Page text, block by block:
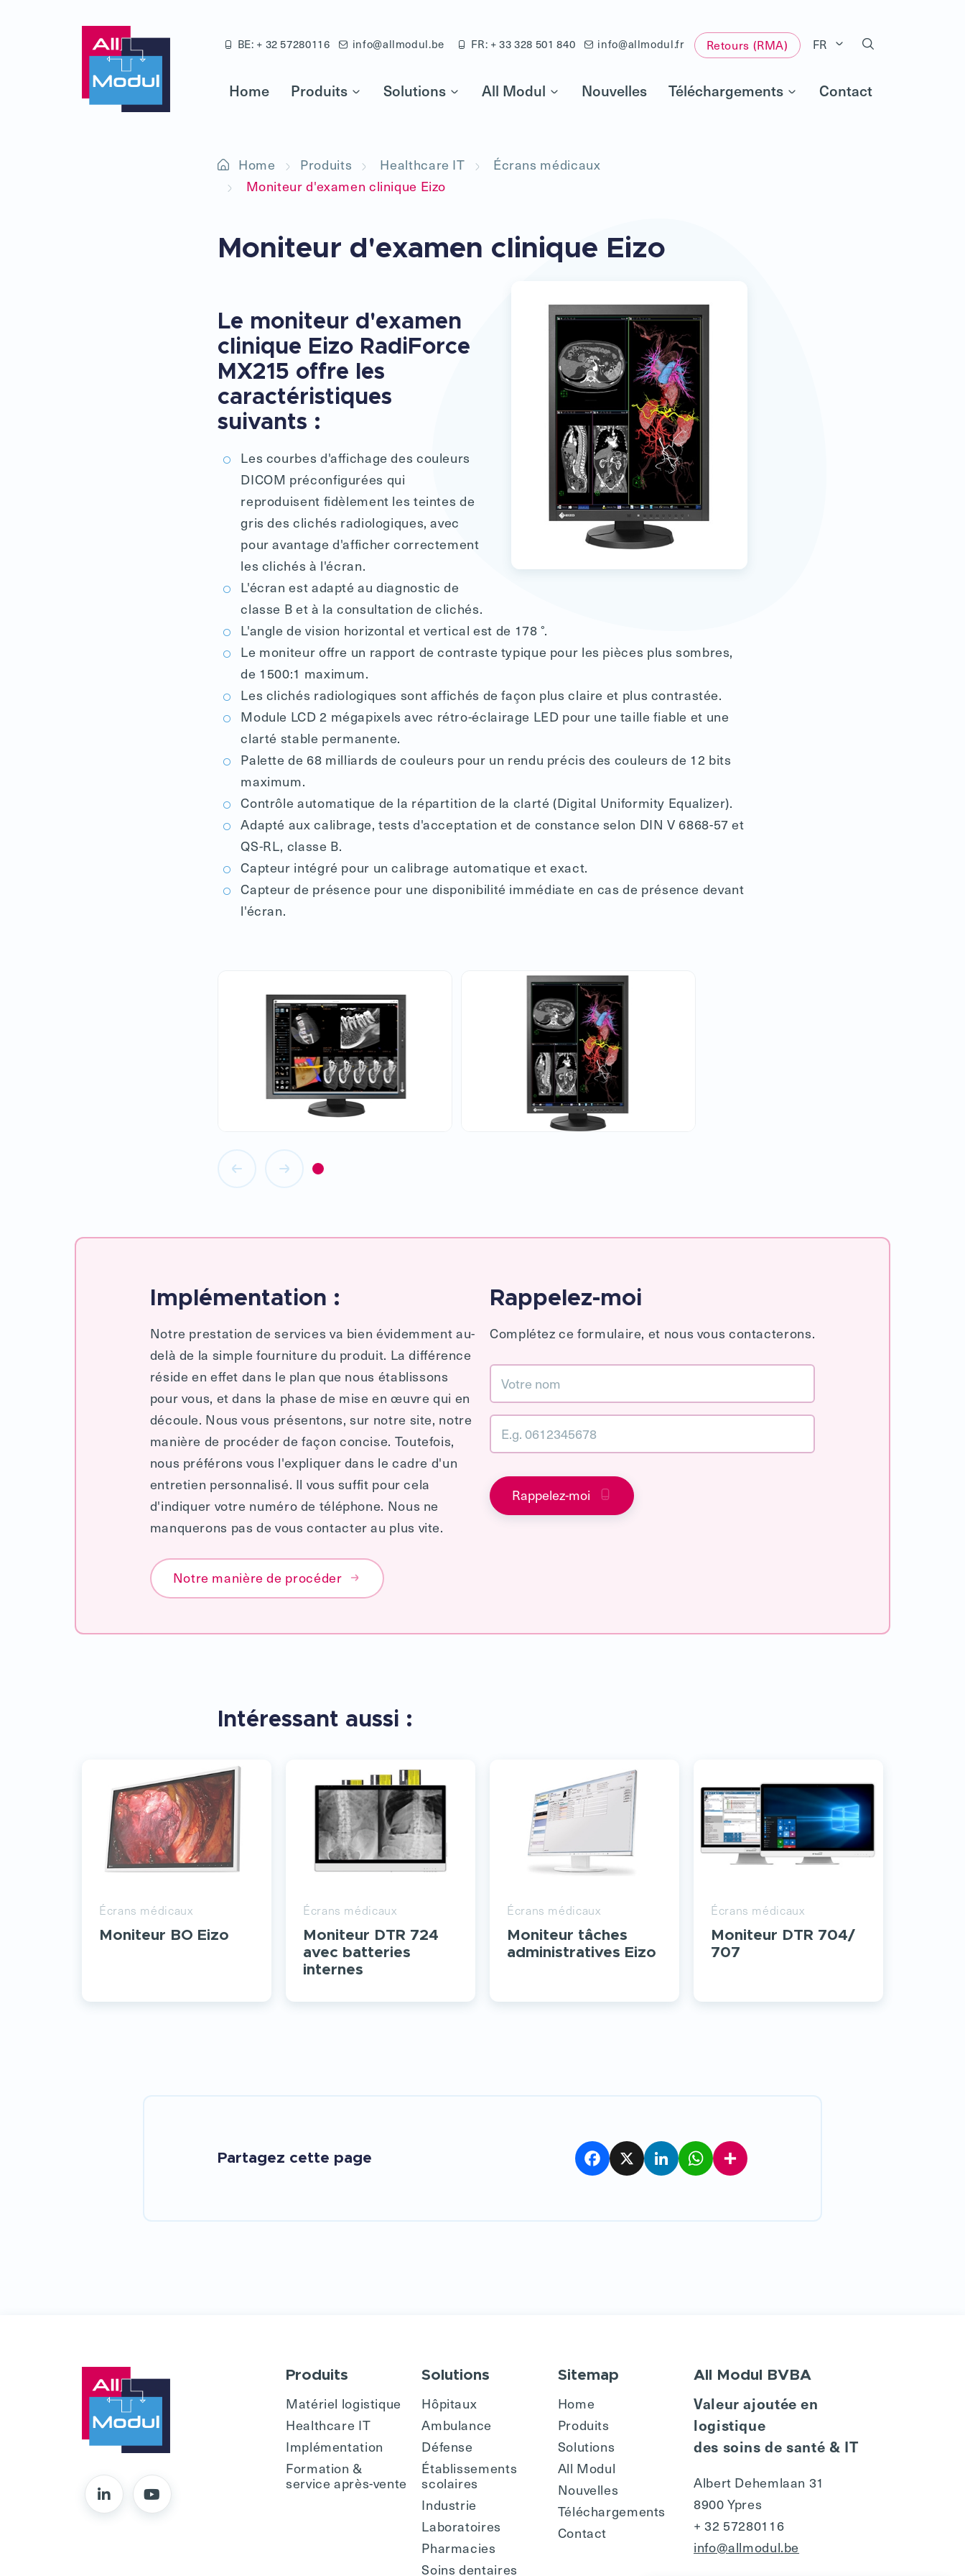
BE: + 32 57280116 info@allmodul.be FR: + 33 328 501 840 info@allmodul.fr Retours (RMA) FR
Home Produits Solutions All Modul Nouvelles Téléchargements Contact
Home Produits Healthcare IT
Écrans médicaux
Moniteur d'examen clinique Eizo
Moniteur d'examen clinique Eizo
Le moniteur d'examen
clinique Eizo RadiForce
MX215 offre les
caractéristiques
suivants :
Les courbes d'affichage des couleurs
DICOM préconfigurées qui
reproduisent fidèlement les teintes de
gris des clichés radiologiques, avec
pour avantage d'afficher correctement
les clichés à l'écran.
L'écran est adapté au diagnostic de
classe B et à la consultation de clichés.
L'angle de vision horizontal et vertical est de 178 °.
Le moniteur offre un rapport de contraste typique pour les pièces plus sombres,
de 1500:1 maximum.
Les clichés radiologiques sont affichés de façon plus claire et plus contrastée.
Module LCD 2 mégapixels avec rétro-éclairage LED pour une taille fiable et une
clarté stable permanente.
Palette de 68 milliards de couleurs pour un rendu précis des couleurs de 12 bits
maximum.
Contrôle automatique de la répartition de la clarté (Digital Uniformity Equalizer).
Adapté aux calibrage, tests d'acceptation et de constance selon DIN V 6868-57 et
QS-RL, classe B.
Capteur intégré pour un calibrage automatique et exact.
Capteur de présence pour une disponibilité immédiate en cas de présence devant
l'écran.
Implémentation :
Notre prestation de services va bien évidemment au-
delà de la simple fourniture du produit. La différence
réside en effet dans le plan que nous établissons
pour vous, et dans la phase de mise en œuvre qui en
découle. Nous vous présentons, sur notre site, notre
manière de procéder de façon concise. Toutefois,
nous préférons vous l'expliquer dans le cadre d'un
entretien personnalisé. Il vous suffit pour cela
d'indiquer votre numéro de téléphone. Nous ne
manquerons pas de vous contacter au plus vite.
Notre manière de procéder
Rappelez-moi
Complétez ce formulaire, et nous vous contacterons.
Rappelez-moi
Intéressant aussi :
Écrans médicaux
Moniteur BO Eizo
Écrans médicaux
Moniteur DTR 724
avec batteries
internes
Écrans médicaux
Moniteur tâches
administratives Eizo
Écrans médicaux
Moniteur DTR 704/
707
Partagez cette page
Facebook LinkedInWhatsAppPartager
Produits
Matériel logistique
Healthcare IT
Implémentation
Formation &
service après-vente
Solutions
Hôpitaux
Ambulance
Défense
Établissements
scolaires
Industrie
Laboratoires
Pharmacies
Soins dentaires
Sitemap
Home
Produits
Solutions
All Modul
Nouvelles
Téléchargements
Contact
All Modul BVBA
Valeur ajoutée en
logistique
des soins de santé & IT
Albert Dehemlaan 31
8900 Ypres
+ 32 57280116
info@allmodul.be